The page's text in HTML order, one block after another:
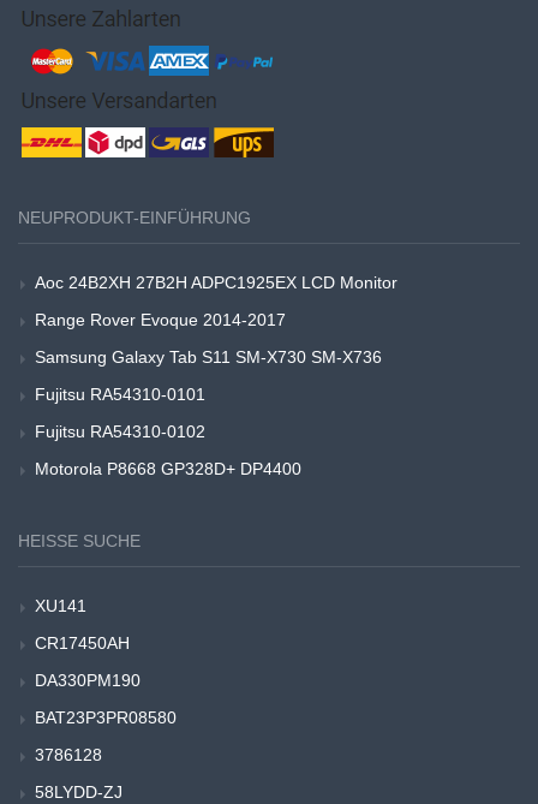
NEUPRODUKT-EINFÜHRUNG
Aoc 24B2XH 27B2H ADPC1925EX LCD Monitor
Range Rover Evoque 2014-2017
Samsung Galaxy Tab S11 SM-X730 SM-X736
Fujitsu RA54310-0101
Fujitsu RA54310-0102
Motorola P8668 GP328D+ DP4400
HEISSE SUCHE
XU141
CR17450AH
DA330PM190
BAT23P3PR08580
3786128
58LYDD-ZJ